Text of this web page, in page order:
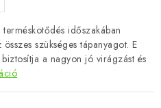
időszakában
szükséges tápanyagot. E
a nagyon jó virágzást és